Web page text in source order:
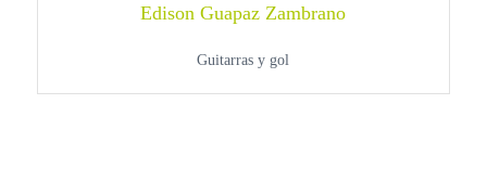
Edison Guapaz Zambrano
Guitarras y gol